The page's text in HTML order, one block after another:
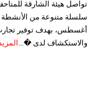
سلسلة متنوعة من الأنشطة
أغسطس، بهدف توفير تجارب
والاستكشاف لدى �...